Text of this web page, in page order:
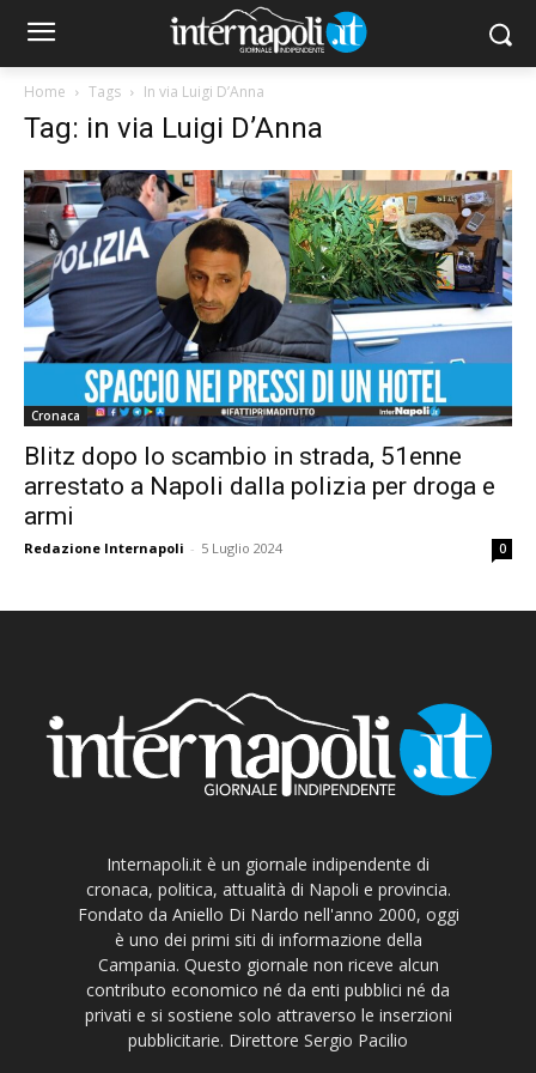
Home Tags In via Luigi D’Anna
Tag: in via Luigi D’Anna
Cronaca
Blitz dopo lo scambio in strada, 51enne
arrestato a Napoli dalla polizia per droga e
armi
Redazione Internapoli - 5 Luglio 2024 0
Internapoli.it è un giornale indipendente di
cronaca, politica, attualità di Napoli e provincia.
Fondato da Aniello Di Nardo nell'anno 2000, oggi
è uno dei primi siti di informazione della
Campania. Questo giornale non riceve alcun
contributo economico né da enti pubblici né da
privati e si sostiene solo attraverso le inserzioni
pubblicitarie. Direttore Sergio Pacilio